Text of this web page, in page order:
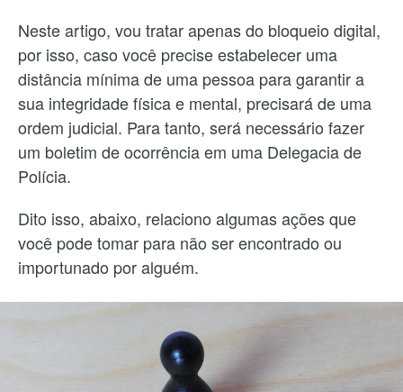
Neste artigo, vou tratar apenas do bloqueio digital,
por isso, caso você precise estabelecer uma
distância mínima de uma pessoa para garantir a
sua integridade física e mental, precisará de uma
ordem judicial. Para tanto, será necessário fazer
um boletim de ocorrência em uma Delegacia de
Polícia.
Dito isso, abaixo, relaciono algumas ações que
você pode tomar para não ser encontrado ou
importunado por alguém.